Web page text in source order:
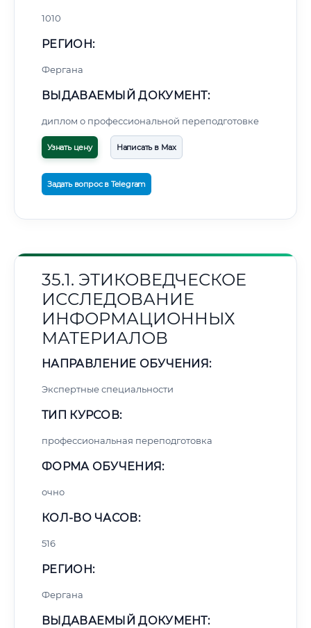
1010
РЕГИОН:
Фергана
ВЫДАВАЕМЫЙ ДОКУМЕНТ:
диплом о профессиональной переподготовке
Узнать цену Написать в Max
Задать вопрос в Telegram
35.1. ЭТИКОВЕДЧЕСКОЕ
ИССЛЕДОВАНИЕ
ИНФОРМАЦИОННЫХ
МАТЕРИАЛОВ
НАПРАВЛЕНИЕ ОБУЧЕНИЯ:
Экспертные специальности
ТИП КУРСОВ:
профессиональная переподготовка
ФОРМА ОБУЧЕНИЯ:
очно
КОЛ-ВО ЧАСОВ:
516
РЕГИОН:
Фергана
ВЫДАВАЕМЫЙ ДОКУМЕНТ: